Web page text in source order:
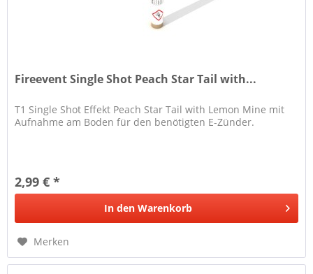
Fireevent Single Shot Peach Star Tail with...
T1 Single Shot Effekt Peach Star Tail with Lemon Mine mit
Aufnahme am Boden für den benötigten E-Zünder.
2,99 € *
In den Warenkorb
Merken